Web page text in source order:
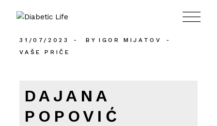
31/07/2023 BY IGOR MIJATOV
VAŠE PRIČE
DAJANA
POPOVIĆ